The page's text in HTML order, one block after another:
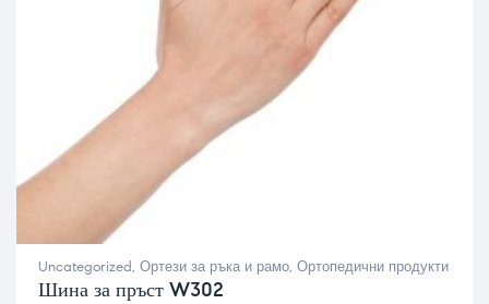
Uncategorized, Ортези за ръка и рамо, Ортопедични продукти
Шина за пръст W302